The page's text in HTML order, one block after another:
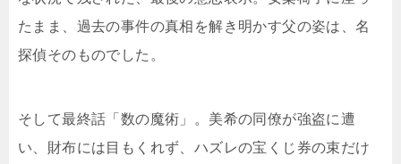
たまま、過去の事件の真相を解き明かす父の姿は、名
探偵そのものでした。
そして最終話「数の魔術」。美希の同僚が強盗に遭
い、財布には目もくれず、ハズレの宝くじ券の束だけ